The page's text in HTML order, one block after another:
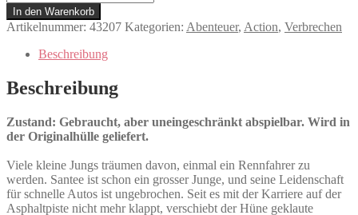
Tree
Menge
In den Warenkorb
Artikelnummer: 43207 Kategorien: Abenteuer, Action, Verbrechen
Beschreibung
Beschreibung
Zustand: Gebraucht, aber uneingeschränkt abspielbar. Wird in
der Originalhülle geliefert.
Viele kleine Jungs träumen davon, einmal ein Rennfahrer zu
werden. Santee ist schon ein grosser Junge, und seine Leidenschaft
für schnelle Autos ist ungebrochen. Seit es mit der Karriere auf der
Asphaltpiste nicht mehr klappt, verschiebt der Hüne geklaute